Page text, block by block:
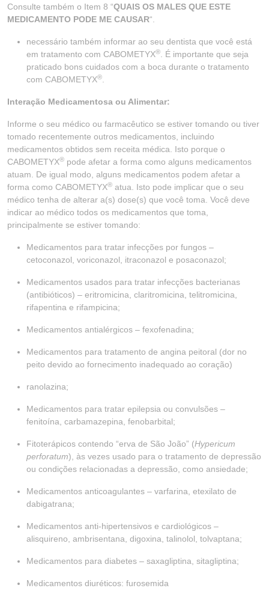
Consulte também o Item 8 “QUAIS OS MALES QUE ESTE
MEDICAMENTO PODE ME CAUSAR“.
necessário também informar ao seu dentista que você está
em tratamento com CABOMETYX®
. É importante que seja
praticado bons cuidados com a boca durante o tratamento
com CABOMETYX®
Interação Medicamentosa ou Alimentar:
Informe o seu médico ou farmacêutico se estiver tomando ou tiver
tomado recentemente outros medicamentos, incluindo
medicamentos obtidos sem receita médica. Isto porque o
CABOMETYX® pode afetar a forma como alguns medicamentos
atuam. De igual modo, alguns medicamentos podem afetar a
forma como CABOMETYX® atua. Isto pode implicar que o seu
médico tenha de alterar a(s) dose(s) que você toma. Você deve
indicar ao médico todos os medicamentos que toma,
principalmente se estiver tomando:
Medicamentos para tratar infecções por fungos –
cetoconazol, voriconazol, itraconazol e posaconazol;
Medicamentos usados para tratar infecções bacterianas
(antibióticos) – eritromicina, claritromicina, telitromicina,
rifapentina e rifampicina;
Medicamentos antialérgicos – fexofenadina;
Medicamentos para tratamento de angina peitoral (dor no
peito devido ao fornecimento inadequado ao coração)
ranolazina;
Medicamentos para tratar epilepsia ou convulsões –
fenitoína, carbamazepina, fenobarbital;
Fitoterápicos contendo “erva de São João” (Hypericum
perforatum), às vezes usado para o tratamento de depressão
ou condições relacionadas a depressão, como ansiedade;
Medicamentos anticoagulantes – varfarina, etexilato de
dabigatrana;
Medicamentos anti-hipertensivos e cardiológicos –
alisquireno, ambrisentana, digoxina, talinolol, tolvaptana;
Medicamentos para diabetes – saxagliptina, sitagliptina;
Medicamentos diuréticos: furosemida